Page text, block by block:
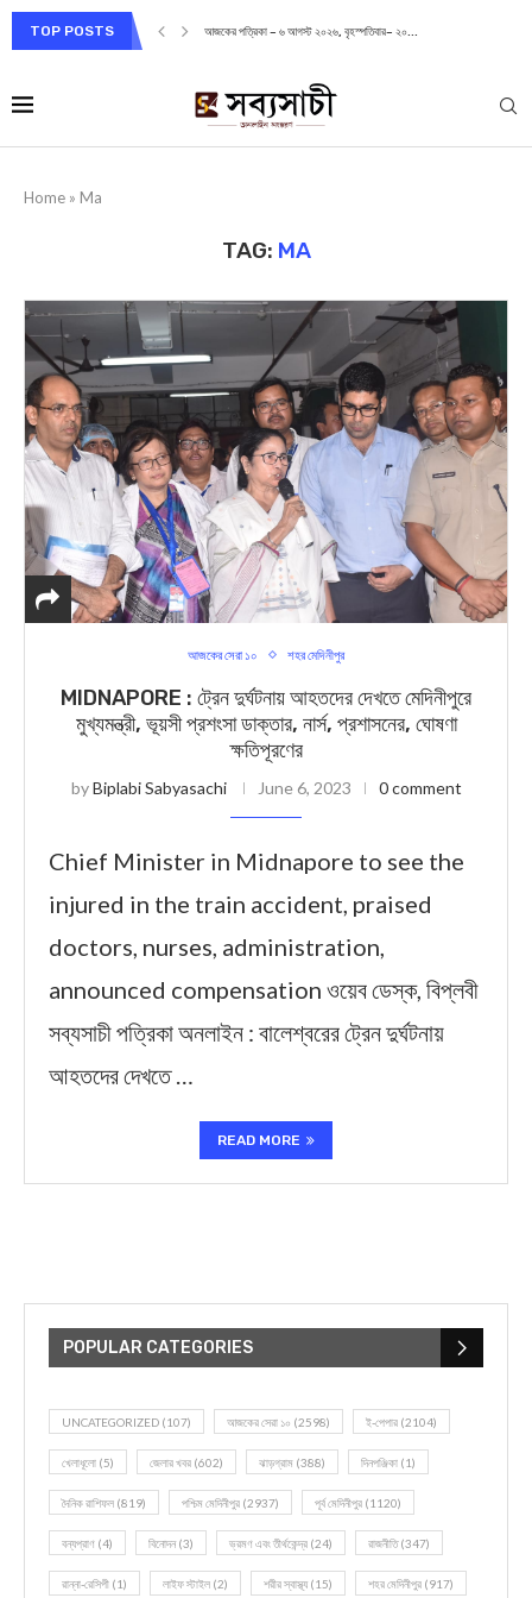
TOP POSTS আজকের পত্রিকা – ৬ আগস্ট ২০২৬, বৃহস্পতিবার– ২০...
Home » Ma
TAG: MA
আজকের সেরা ১০ শহর মেদিনীপুর
MIDNAPORE : ট্রেন দুর্ঘটনায় আহতদের দেখতে মেদিনীপুরে
মুখ্যমন্ত্রী, ভূয়সী প্রশংসা ডাক্তার, নার্স, প্রশাসনের, ঘোষণা
ক্ষতিপূরণের
byBiplabi Sabyasachi June 6, 2023 0 comment
Chief Minister in Midnapore to see the
injured in the train accident, praised
doctors, nurses, administration,
announced compensation ওয়েব ডেস্ক, বিপ্লবী
সব্যসাচী পত্রিকা অনলাইন : বালেশ্বরের ট্রেন দুর্ঘটনায়
আহতদের দেখতে …
READ MORE
POPULAR CATEGORIES
UNCATEGORIZED (107) আজকের সেরা ১০ (2598) ই-পেপার (2104)
খেলাধূলো (5) জেলার খবর (602) ঝাড়গ্রাম (388) দিনপঞ্জিকা (1)
দৈনিক রাশিফল (819) পশ্চিম মেদিনীপুর (2937) পূর্ব মেদিনীপুর (1120)
বন্যপ্রাণ (4) বিনোদন(3) ভ্রমণ এবং তীর্থকেন্দ্র (24) রাজনীতি(347)
রান্না-রেসিপী (1) লাইফ স্টাইল (2) শরীর স্বাস্থ্য (15) শহর মেদিনীপুর (917)